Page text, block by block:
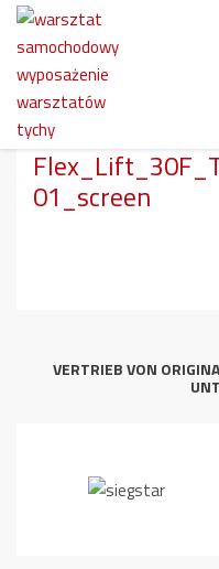
01_screen
VERTRIEB VON